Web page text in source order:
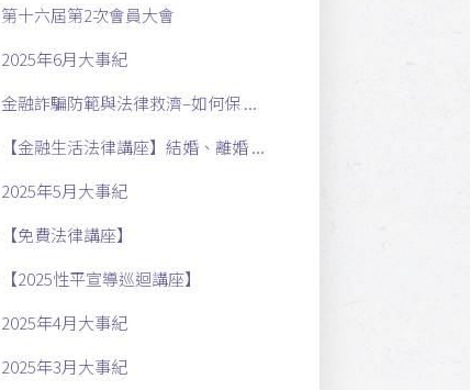
第十六屆第2次會員大會
2025年6月大事紀
金融詐騙防範與法律救濟–如何保 ...
【金融生活法律講座】結婚、離婚 ...
2025年5月大事紀
【免費法律講座】
【2025性平宣導巡迴講座】
2025年4月大事紀
2025年3月大事紀